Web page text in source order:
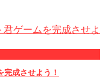
成させよう！